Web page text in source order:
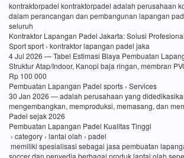
kontraktorpadel kontraktorpadel adalah perusahaan
dalam perancangan dan pembangunan lapangan
seluruh
Kontraktor Lapangan Padel Jakarta: Solusi Profesional
Sport sport › kontraktor lapangan padel jaka
4 Jul 2026 — Tabel Estimasi Biaya Pembuatan
Struktur Atap/Indoor, Kanopi baja ringan, membran
Rp 100 000
Pembuatan Lapangan Padel sports › Services
30 Jan 2026 — adalah perusahaan yang
mengembangkan, memproduksi, memasang, dan
Padel sejak 2026
Pembuatan Lapangan Padel Kualitas Tinggi
› category › lantai olah › padel
memiliki spesialisasi sebagai jasa pembuatan
soccer dan penyedia berbagai produk lantai olah